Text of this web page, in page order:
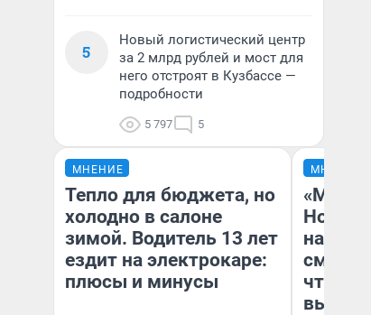
5
Новый логистический центр
за 2 млрд рублей и мост для
него отстроят в Кузбассе —
подробности
5 797 5
МНЕНИЕ
Тепло для бюджета, но
холодно в салоне
зимой. Водитель 13 лет
ездит на электрокаре:
плюсы и минусы
МНЕНИЕ
«Мы
чтобы